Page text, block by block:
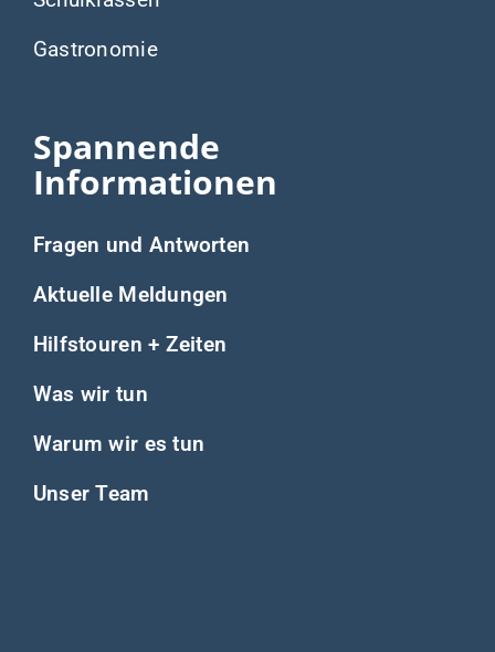
Gastronomie
Spannende
Informationen
Fragen und Antworten
Aktuelle Meldungen
Hilfstouren + Zeiten
Was wir tun
Warum wir es tun
Unser Team